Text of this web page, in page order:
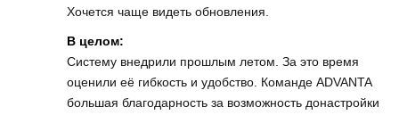
Хочется чаще видеть обновления.
В целом:
Систему внедрили прошлым летом. За это время
оценили её гибкость и удобство. Команде ADVANTA
большая благодарность за возможность донастройки